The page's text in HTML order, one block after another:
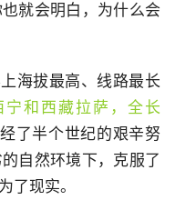
就会明白，为什么会
海拔最高、线路最长
和西藏拉萨，全长
了半个世纪的艰辛努
自然环境下，克服了
了现实。